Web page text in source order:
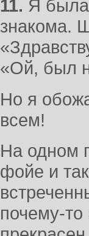
11. Я
знакома.
«Ой, был
Но я
всем!
На одном
фойе и
почему-